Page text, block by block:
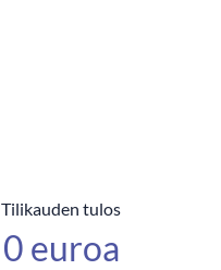
Tilikauden tulos
0 euroa